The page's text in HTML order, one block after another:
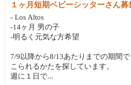
１ヶ月短期ベビーシッターさん募
- Los Altos
-14ヶ月 男の子
-明るく元気な方希望
7/9以降から8/13あたりまでの期
こられるかたを探しています。
週に１日で...